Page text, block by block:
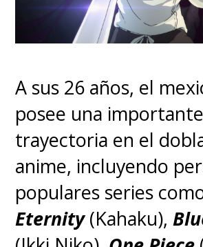
A sus 26 años, el
posee una importante
trayectoria en el
anime, incluyendo
populares series
Eternity(Kahaku),